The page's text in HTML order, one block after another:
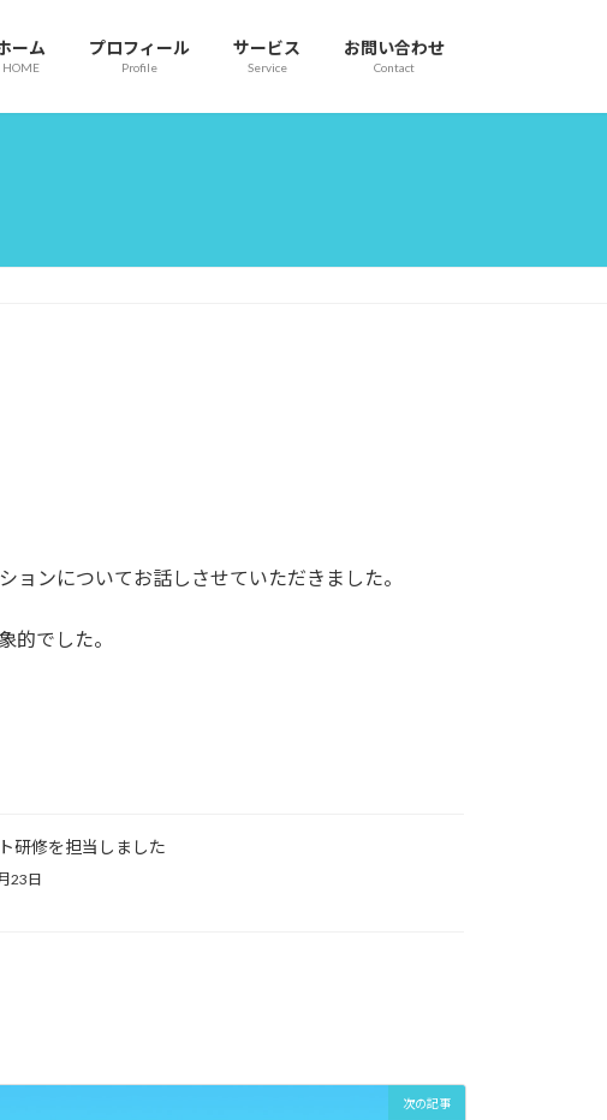
ーム
HOME
プロフィール
Profile
サービス
Service
お問い合わせ
Contact
ンについてお話しさせていただきました。
的でした。
研修を担当しました
23日
次の記事